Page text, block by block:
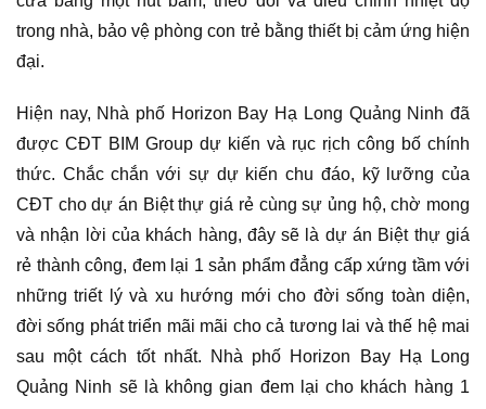
trong nhà, bảo vệ phòng con trẻ bằng thiết bị cảm ứng hiện
đại.
Hiện nay, Nhà phố Horizon Bay Hạ Long Quảng Ninh đã
được CĐT BIM Group dự kiến và rục rịch công bố chính
thức. Chắc chắn với sự dự kiến chu đáo, kỹ lưỡng của
CĐT cho dự án Biệt thự giá rẻ cùng sự ủng hộ, chờ mong
và nhận lời của khách hàng, đây sẽ là dự án Biệt thự giá
rẻ thành công, đem lại 1 sản phẩm đẳng cấp xứng tầm với
những triết lý và xu hướng mới cho đời sống toàn diện,
đời sống phát triển mãi mãi cho cả tương lai và thế hệ mai
sau một cách tốt nhất. Nhà phố Horizon Bay Hạ Long
Quảng Ninh sẽ là không gian đem lại cho khách hàng 1